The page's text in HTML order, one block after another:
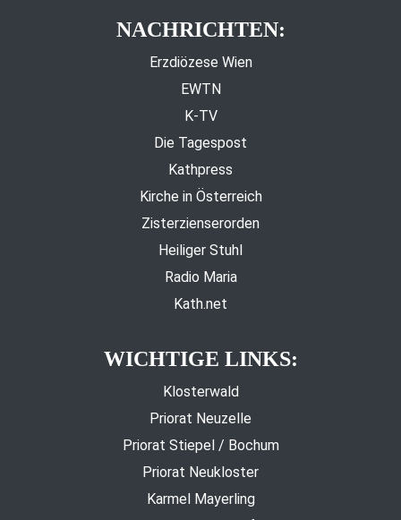
NACHRICHTEN:
Erzdiözese Wien
EWTN
K-TV
Die Tagespost
Kathpress
Kirche in Österreich
Zisterzienserorden
Heiliger Stuhl
Radio Maria
Kath.net
WICHTIGE LINKS:
Klosterwald
Priorat Neuzelle
Priorat Stiepel / Bochum
Priorat Neukloster
Karmel Mayerling